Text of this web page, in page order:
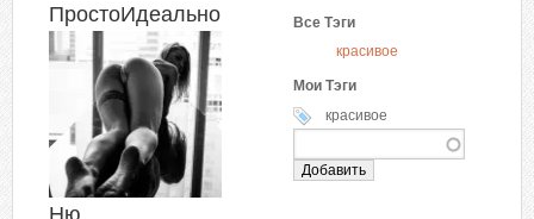
ПростоИдеально
Ню
Все Тэги
красивое
Мои Тэги
красивое